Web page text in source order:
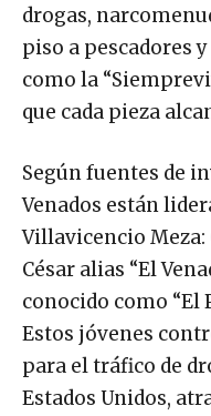
drogas,
piso a pescadores
como la
que cada pieza
Según fuentes de
Venados están
Villavicencio Meza:
César alias “El
conocido como “El
Estos jóvenes
para el tráfico de
Estados Unidos,